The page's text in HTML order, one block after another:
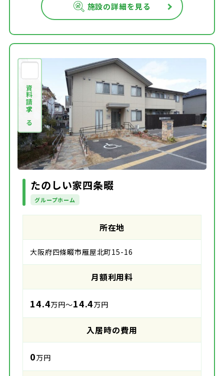
施設の詳細を見る
資料請求する
たのしい家四条畷
グループホーム
所在地
大阪府四條畷市雁屋北町15-16
月額利用料
14.4万円～14.4万円
入居時の費用
0万円